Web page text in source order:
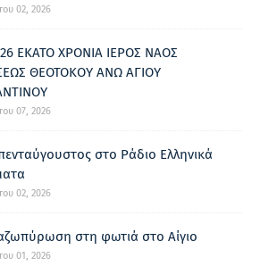
02, 2026
ΕΚΑΤΟ ΧΡΟΝΙΑ ΙΕΡΟΣ ΝΑΟΣ
ΘΕΟΤΟΚΟΥ ΑΝΩ ΑΓΙΟΥ
07, 2026
στο Ράδιο Ελληνικά
02, 2026
στη φωτιά στο Αίγιο
01, 2026